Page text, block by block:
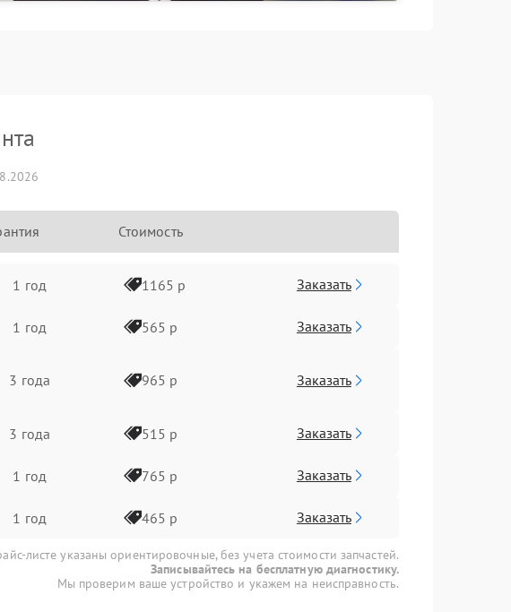
Стоимость
1 год 1165 р Заказать
1 год 565 р Заказать
3 года 965 р Заказать
3 года 515 р Заказать
1 год 765 р Заказать
1 год 465 р Заказать
листе указаны ориентировочные, без учета стоимости запчастей.
Записывайтесь на бесплатную диагностику.
Мы проверим ваше устройство и укажем на неисправность.